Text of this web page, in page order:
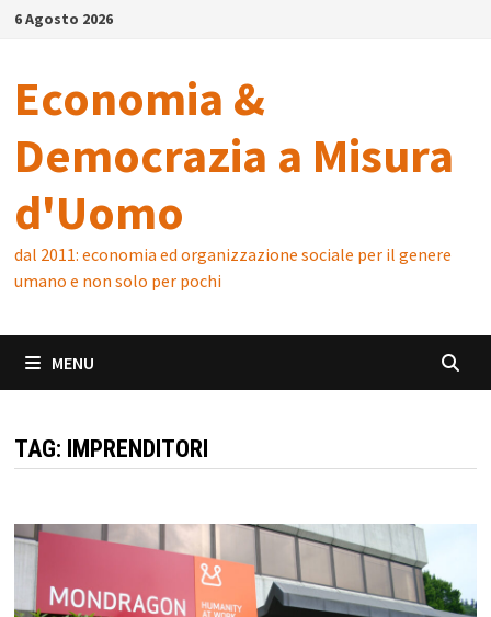
Skip6 Agosto 2026
Economia &
Democrazia a Misura
d'Uomo
dal 2011: economia ed organizzazione sociale per il genere
umano e non solo per pochi
MENU
TAG: IMPRENDITORI